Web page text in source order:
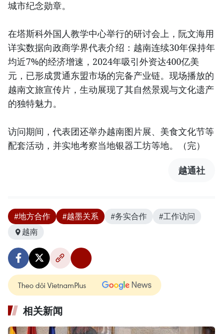
城市纪念勋章。
在塔斯科外国人教学中心举行的研讨会上，阮文海用
详实数据向政商学界代表介绍：越南连续30年保持年
均近7%的经济增速，2024年吸引外资达400亿美
元，已形成贯通东盟市场的完备产业链。现场播放的
越南文旅宣传片，生动展现了其自然景观与文化遗产
的独特魅力。
访问期间，代表团还举办越南图片展、美食文化节等
配套活动，并实地考察当地银器工坊等地。（完）
越通社
#地方合作 #越墨关系 #务实合作
#工作访问
越南
Theo dõi VietnamPlus
相关新闻